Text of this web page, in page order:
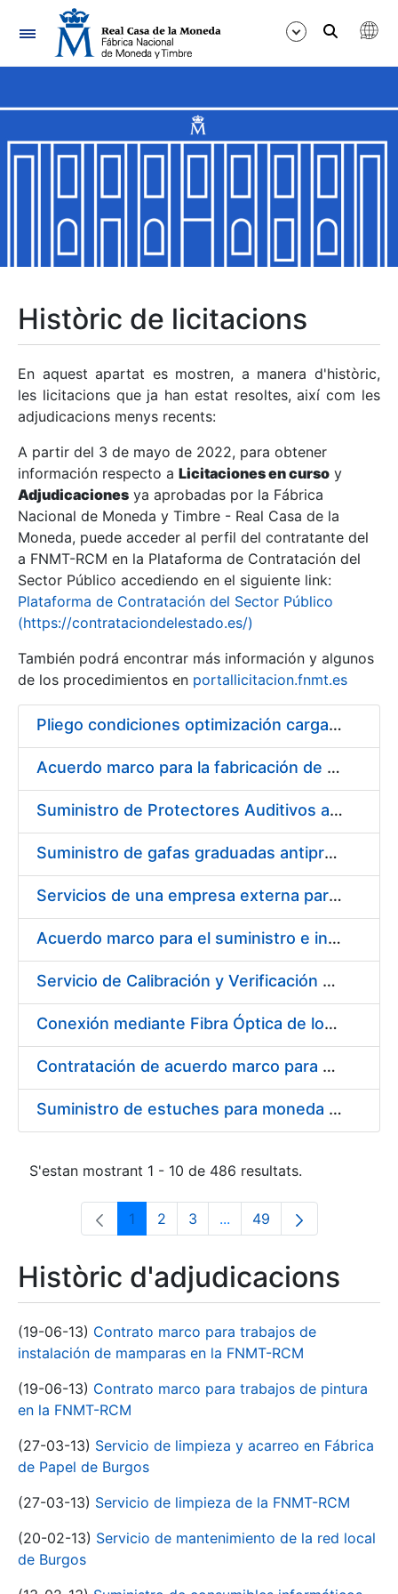
Navegació
Mostra/Amaga
Mostra/Amaga
Mostra/Amaga
Mostra/Amaga
Mostra/Amaga
Mostra/Amaga
Històric de licitacions
En aquest apartat es mostren, a manera d'històric,
les licitacions que ja han estat resoltes, així com les
adjudicacions menys recents:
A partir del 3 de mayo de 2022, para obtener
información respecto a Licitaciones en curso y
Adjudicaciones ya aprobadas por la Fábrica
Nacional de Moneda y Timbre - Real Casa de la
Moneda, puede acceder al perfil del contratante del
a FNMT-RCM en la Plataforma de Contratación del
Sector Público accediendo en el siguiente link:
Plataforma de Contratación del Sector Público
(https://contrataciondelestado.es/)
También podrá encontrar más información y algunos
de los procedimientos en portallicitacion.fnmt.es
Pliego condiciones optimización cargas compras firmado
Acuerdo marco para la fabricación de piezas
Suministro de Protectores Auditivos a medida para las personas trabajadoras de los Centros de Trabajo de Madrid y Burgos
Suministro de gafas graduadas antiproyecciones para los trabajadores de la FNMT-RCM en los centros de trabajo de Madrid y Burgos
Servicios de una empresa externa para el asesoramiento y resolución de los recursos de alzada que se presentan relacionados con procesos de selección para la FNMT-RCM
Acuerdo marco para el suministro e instalación de persianas, estores y otros complementos
Servicio de Calibración y Verificación Externa de los Equipos de Medición del Servicio de Prevención de la FNMT-RCM
Conexión mediante Fibra Óptica de los Centros de Proceso de Datos (CPDs) de las sedes de la FNMT-RCM de Burgos y Madrid
Contratación de acuerdo marco para el Suministro de Material de Electricidad para la Fábrica Nacional de Moneda y Timbre-Real Casa de la Moneda en su centro de trabajo de Burgos
Suministro de estuches para moneda de 30 €
S'estan mostrant 1 - 10 de 486 resultats.
Pàgina
1 Pàgina
2 Pàgina
3 ...Pàgines intermèdies
Pàgina
49
Històric d'adjudicacions
(19-06-13) Contrato marco para trabajos de
instalación de mamparas en la FNMT-RCM
(19-06-13) Contrato marco para trabajos de pintura
en la FNMT-RCM
(27-03-13) Servicio de limpieza y acarreo en Fábrica
de Papel de Burgos
(27-03-13) Servicio de limpieza de la FNMT-RCM
(20-02-13) Servicio de mantenimiento de la red local
de Burgos